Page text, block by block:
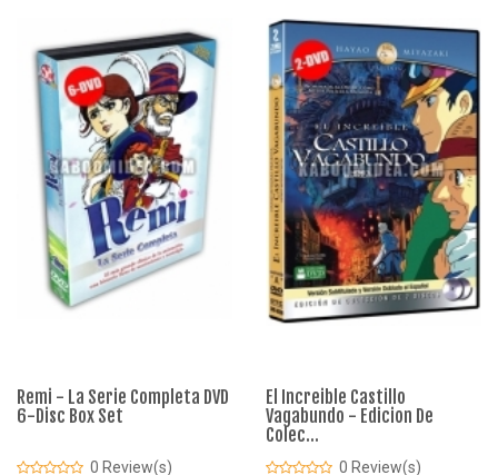
Remi - La Serie Completa DVD
6-Disc Box Set
0 Review(s)
El Increible Castillo
Vagabundo - Edicion De
Colec...
0 Review(s)